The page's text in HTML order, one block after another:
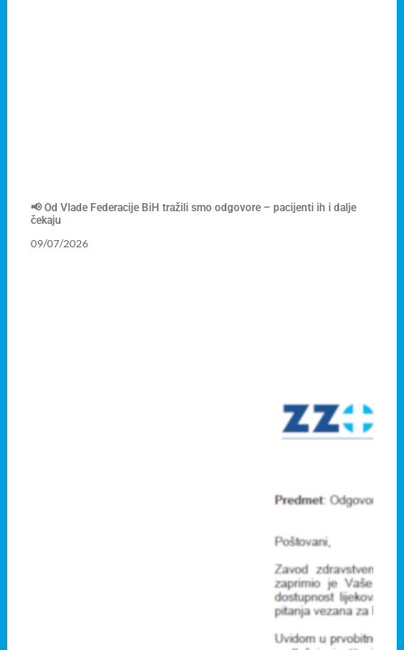
📢 Od Vlade Federacije BiH tražili smo odgovore – pacijenti ih i dalje
čekaju
09/07/2026